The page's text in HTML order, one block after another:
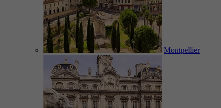
Montpellier